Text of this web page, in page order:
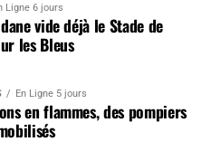
Ligne 6 jours
vide déjà le Stade de
les Bleus
En Ligne 5 jours
en flammes, des pompiers